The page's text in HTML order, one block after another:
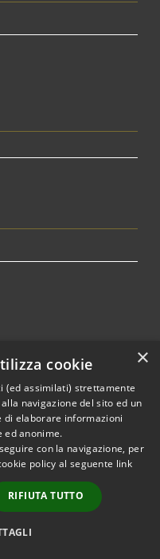
- 203
×
cookie
(ed assimilati) strettamente
navigazione del sito ed un
di elaborare informazioni
ed anonime.
con la navigazione, per
policy al seguente link
RIFIUTA TUTTO